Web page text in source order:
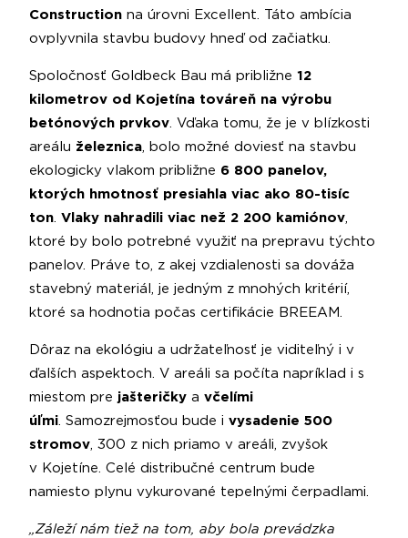
Construction na úrovni Excellent.
Táto ambícia
ovplyvnila stavbu budovy hneď od začiatku.
Spoločnosť Goldbeck Bau má približne 12
kilometrov od Kojetína továreň na výrobu
betónových prvkov. Vďaka tomu, že je v blízkosti
areálu železnica, bolo možné doviesť na stavbu
ekologicky vlakom približne 6 800 panelov,
ktorých hmotnosť presiahla viac ako 80-tisíc
ton. Vlaky nahradili viac než 2 200 kamiónov,
ktoré by bolo potrebné využiť na prepravu týchto
panelov. Práve to, z akej vzdialenosti sa dováža
stavebný materiál, je jedným z mnohých kritérií,
ktoré sa hodnotia počas certifikácie BREEAM.
Dôraz na ekológiu a udržateľnosť je viditeľný i v
ďalších aspektoch. V areáli sa počíta napríklad i s
miestom pre jašteričky a včelími
úľmi. Samozrejmosťou bude i vysadenie 500
stromov, 300 z nich priamo v areáli, zvyšok
v Kojetíne. Celé distribučné centrum bude
namiesto plynu vykurované tepelnými čerpadlami.
„Záleží nám tiež na tom, aby bola prevádzka